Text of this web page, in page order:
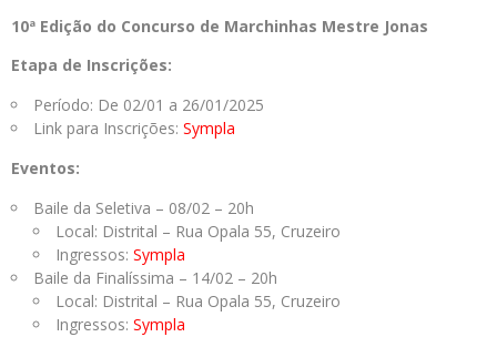
10ª Edição do Concurso de Marchinhas Mestre Jonas
Etapa de Inscrições:
Período: De 02/01 a 26/01/2025
Link para Inscrições: Sympla
Eventos:
Baile da Seletiva – 08/02 – 20h
Local: Distrital – Rua Opala 55, Cruzeiro
Ingressos: Sympla
Baile da Finalíssima – 14/02 – 20h
Local: Distrital – Rua Opala 55, Cruzeiro
Ingressos: Sympla